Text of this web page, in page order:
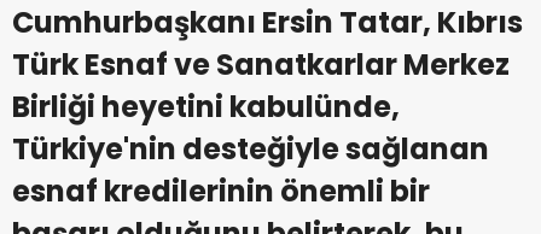
Cumhurbaşkanı Ersin Tatar, Kıbrıs
Türk Esnaf ve Sanatkarlar Merkez
Birliği heyetini kabulünde,
Türkiye'nin desteğiyle sağlanan
esnaf kredilerinin önemli bir